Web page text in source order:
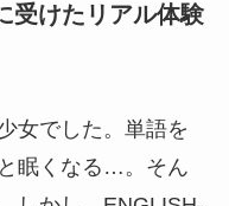
受けたリアル体験
女でした。単語を
眠くなる…。そん